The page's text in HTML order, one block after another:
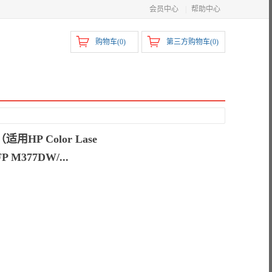
会员中心 帮助中心
第三方购物车(0)
购物车(0)
适用HP Color Lase
M377DW/...